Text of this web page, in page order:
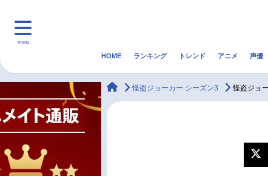
menu
マンガ・ラノベ
HOME ランキング トレンド アニメ 声優
animateTimes
怪盗ジョーカー シーズン3 怪盗ジョ